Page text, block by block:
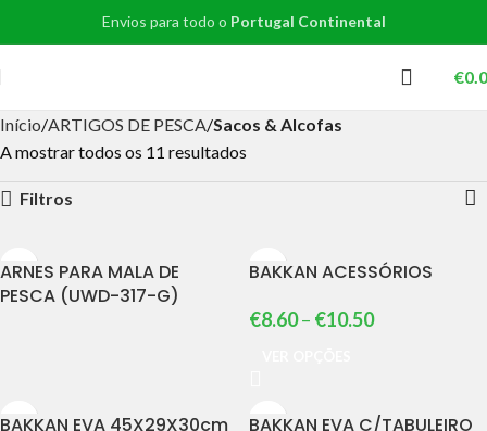
Envios para todo o Portugal Continental
€
Início ARTIGOS DE PESCA Sacos & Alcofas
A mostrar todos os 11 resultados
Filtros
ARNES PARA MALA DE
PESCA (UWD-317-G)
BAKKAN ACESSÓRIOS
€8.60– €10.50
BAKKAN EVA 45X29X30cm
BAKKAN EVA C/TABULEIRO